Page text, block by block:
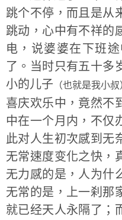
跳个不停，而且是从
跳动，心中有不祥的
电，说婆婆在下班
了。当时只有五十多
小的儿子 （也就是我小叔
喜庆欢乐中，竟然不
中在一个月内，不仅
此对人生初次感到无
无常速度变化之快，
无力感的是，人为什
无常的是，上一刹那
就已经天人永隔了；